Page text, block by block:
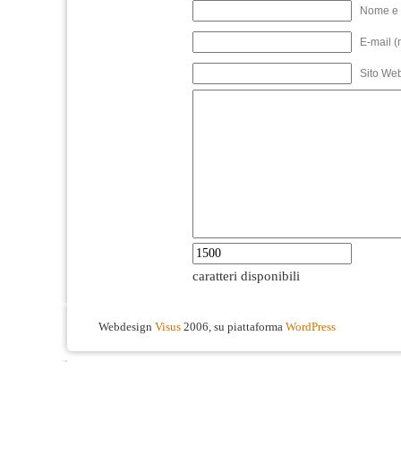
Nome
E-mail
Sito
caratteri disponibili
Webdesign Visus 2006, su piattaforma WordPress